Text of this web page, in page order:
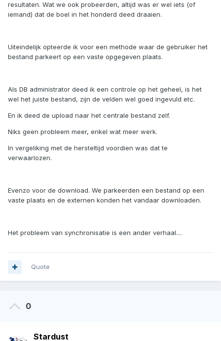
resultaten. Wat we ook probeerden, altijd was er wel iets (of
iemand) dat de boel in het honderd deed draaien.
Uiteindelijk opteerde ik voor een methode waar de gebruiker het
bestand parkeert op een vaste opgegeven plaats.
Als DB administrator deed ik een controle op het geheel, is het
wel het juiste bestand, zijn de velden wel goed ingevuld etc.
En ik deed de upload naar het centrale bestand zelf.
Niks geen probleem meer, enkel wat meer werk.
In vergeliking met de hersteltijd voordien was dat te
verwaarlozen.
Evenzo voor de download. We parkeerden een bestand op een
vaste plaats en de externen konden het vandaar downloaden.
Het probleem van synchronisatie is een ander verhaal....
Quote
0
Stardust